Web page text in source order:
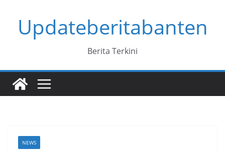
contentUpdateberitabanten
Berita Terkini
NEWS